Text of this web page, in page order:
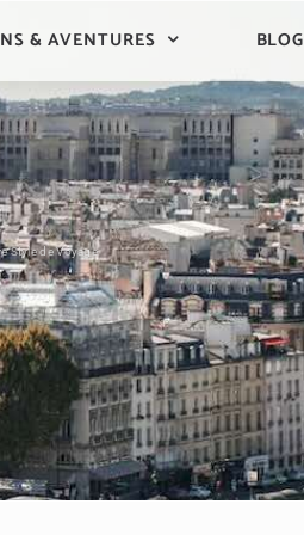
& AVENTURES BLOG
Style de Voyage